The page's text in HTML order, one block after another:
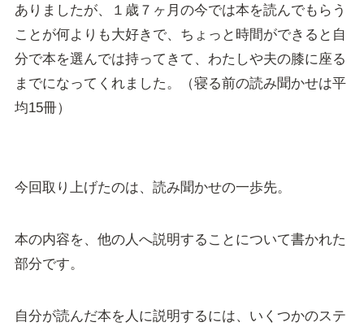
ありましたが、１歳７ヶ月の今では本を読んでもらう
ことが何よりも大好きで、ちょっと時間ができると自
分で本を選んでは持ってきて、わたしや夫の膝に座る
までになってくれました。（寝る前の読み聞かせは平
均15冊）
今回取り上げたのは、読み聞かせの一歩先。
本の内容を、他の人へ説明することについて書かれた
部分です。
自分が読んだ本を人に説明するには、いくつかのステ